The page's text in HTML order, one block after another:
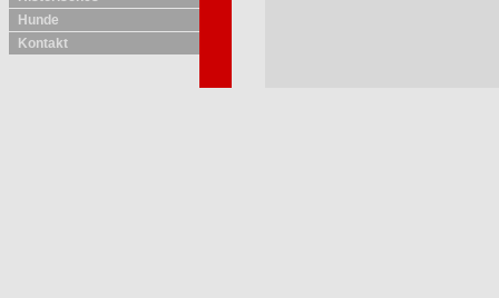
Hunde
Kontakt